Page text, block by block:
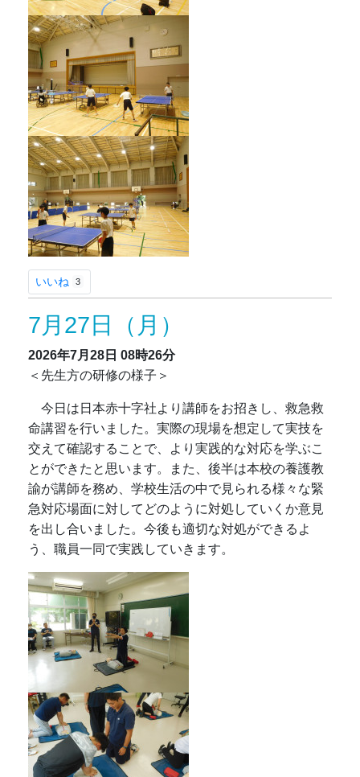
いいね 3
7月27日（月）
2026年7月28日 08時26分
＜先生方の研修の様子＞
今日は日本赤十字社より講師をお招きし、救急救
命講習を行いました。実際の現場を想定して実技を
交えて確認することで、より実践的な対応を学ぶこ
とができたと思います。また、後半は本校の養護教
諭が講師を務め、学校生活の中で見られる様々な緊
急対応場面に対してどのように対処していくか意見
を出し合いました。今後も適切な対処ができるよ
う、職員一同で実践していきます。